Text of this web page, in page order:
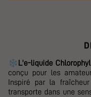
❄️ L'e-liquide
conçu pour les
Inspiré par la
transporte dans une